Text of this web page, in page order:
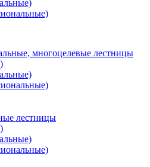
многоцелевые лестницы
лестницы